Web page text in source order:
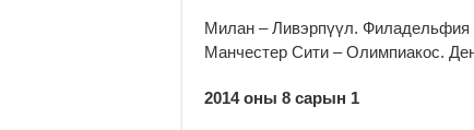
Милан – Ливэрпүүл. Филадельфия
Манчестер Сити – Олимпиакос.
2014 оны 8 сарын 1